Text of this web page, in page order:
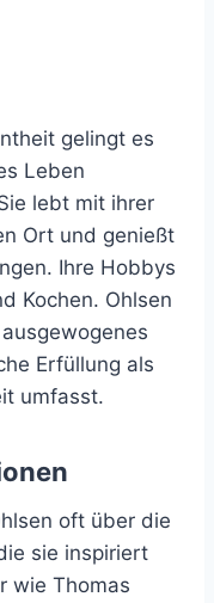
gelingt es
Leben
lebt mit ihrer
Ort und genießt
Ihre Hobbys
Kochen. Ohlsen
Erfüllung als
umfasst.
oft über die
sie inspiriert
wie Thomas